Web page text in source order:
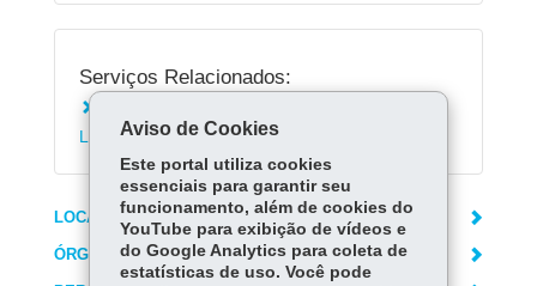
Serviços Relacionados:
Libras
LOCAIS DE ATENDIMENTO
ÓRGÃO RESPONSÁVEL
Aviso de Cookies
Este portal utiliza cookies
essenciais para garantir seu
funcionamento, além de cookies do
YouTube para exibição de vídeos e
do Google Analytics para coleta de
estatísticas de uso. Você pode